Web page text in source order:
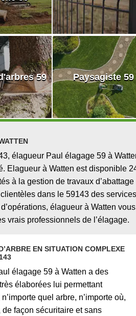
59 Paysagiste 59
élagueur Paul élagage 59 à
Elagueur à Watten est disponible
à la gestion de travaux d’abattage
dans le 59143 des services
élagueur à Watten vous
vrais professionnels de l’élagage.
EN SITUATION COMPLEXE
élagage 59 à Watten a des
élaborées lui permettant
quel arbre, n’importe où,
de façon sécuritaire et sans